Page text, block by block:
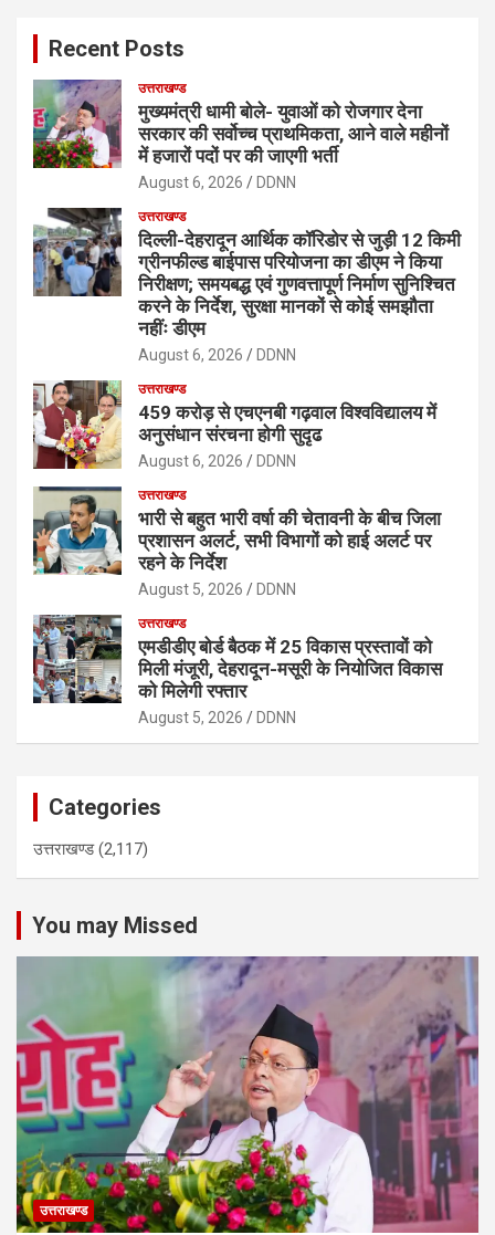
Recent Posts
उत्तराखण्ड
मुख्यमंत्री धामी बोले- युवाओं को रोजगार देना
सरकार की सर्वोच्च प्राथमिकता, आने वाले महीनों
में हजारों पदों पर की जाएगी भर्ती
August 6, 2026 DDNN
उत्तराखण्ड
दिल्ली-देहरादून आर्थिक कॉरिडोर से जुड़ी 12 किमी
ग्रीनफील्ड बाईपास परियोजना का डीएम ने किया
निरीक्षण; समयबद्ध एवं गुणवत्तापूर्ण निर्माण सुनिश्चित
करने के निर्देश, सुरक्षा मानकों से कोई समझौता
नहींः डीएम
August 6, 2026 DDNN
उत्तराखण्ड
459 करोड़ से एचएनबी गढ़वाल विश्वविद्यालय में
अनुसंधान संरचना होगी सुदृढ
August 6, 2026 DDNN
उत्तराखण्ड
भारी से बहुत भारी वर्षा की चेतावनी के बीच जिला
प्रशासन अलर्ट, सभी विभागों को हाई अलर्ट पर
रहने के निर्देश
August 5, 2026 DDNN
उत्तराखण्ड
एमडीडीए बोर्ड बैठक में 25 विकास प्रस्तावों को
मिली मंजूरी, देहरादून-मसूरी के नियोजित विकास
को मिलेगी रफ्तार
August 5, 2026 DDNN
Categories
उत्तराखण्ड(2,117)
You may Missed
उत्तराखण्ड